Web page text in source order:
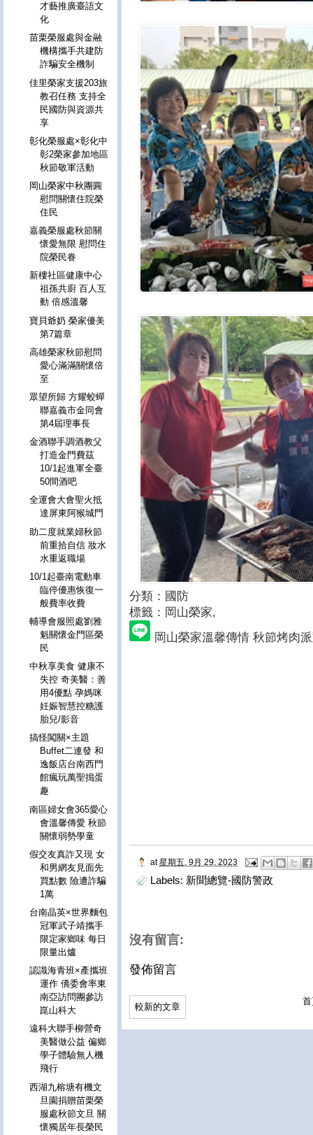
分類：國防
標籤：岡山榮家,
岡山榮家溫馨傳情 秋節烤肉
at 星期五, 9月 29, 2023
Labels: 新聞總覽-國防警政
沒有留言:
發佈留言
較新的文章
才藝推廣臺語文
化
苗栗榮服處與金融
機構攜手共建防
詐騙安全機制
佳里榮家支援203旅
教召任務 支持全
民國防與資源共
享
彰化榮服處×彰化中
彰2榮家參加地區
秋節敬軍活動
岡山榮家中秋團圓
慰問關懷住院榮
住民
嘉義榮服處秋節關
懷愛無限 慰問住
院榮民眷
新樓社區健康中心
祖孫共廚 百人互
動 倍感溫馨
寶貝爺奶 榮家優美
第7篇章
高雄榮家秋節慰問
愛心滿滿關懷倍
至
眾望所歸 方耀蛟蟬
聯嘉義市金同會
第4屆理事長
金酒聯手調酒教父
打造⾦門費茲
10/1起進軍全臺
50間酒吧
全運會大會聖火抵
達屏東阿猴城門
助二度就業婦秋節
前重拾自信 妝水
水重返職場
10/1起臺南電動車
臨停優惠恢復一
般費率收費
輔導會服照處劉雅
魁關懷金門區榮
民
中秋享美食 健康不
失控 奇美醫：善
用4優點 孕媽咪
妊娠智慧控糖護
胎兒/影音
搞怪闖關×主題
Buffet二連發 和
逸飯店台南西門
館瘋玩萬聖搗蛋
趣
南區婦女會365愛心
會溫馨傳愛 秋節
關懷弱勢學童
假交友真詐又現 女
和男網友見面先
買點數 險遭詐騙
1萬
台南晶英×世界麵包
冠軍武子靖攜手
限定家鄉味 每日
限量出爐
認識海青班×產攜班
運作 僑委會率東
南亞訪問團參訪
崑山科大
遠科大聯手柳營奇
美醫做公益 偏鄉
學子體驗無人機
飛行
西湖九榕塘有機文
旦園捐贈苗栗榮
服處秋節文旦 關
懷獨居年長榮民